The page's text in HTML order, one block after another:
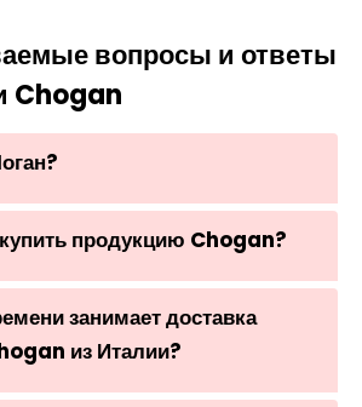
вопросы и ответы
Chogan
продукцию Chogan?
занимает доставка
из Италии?